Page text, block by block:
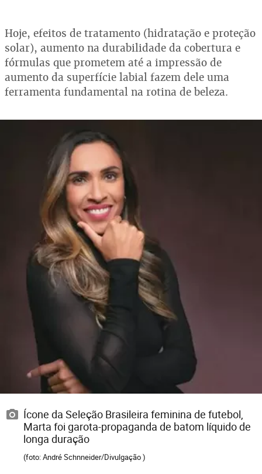
Hoje, efeitos de tratamento (hidratação e proteção
solar), aumento na durabilidade da cobertura e
fórmulas que prometem até a impressão de
aumento da superfície labial fazem dele uma
ferramenta fundamental na rotina de beleza.
Ícone da Seleção Brasileira feminina de futebol,
Marta foi garota-propaganda de batom líquido de
longa duração
(foto: André Schnneider/Divulgação )